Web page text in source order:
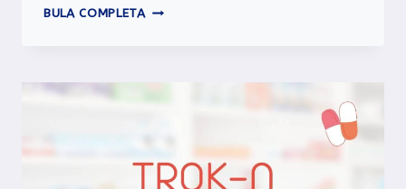
BULA COMPLETA TROK